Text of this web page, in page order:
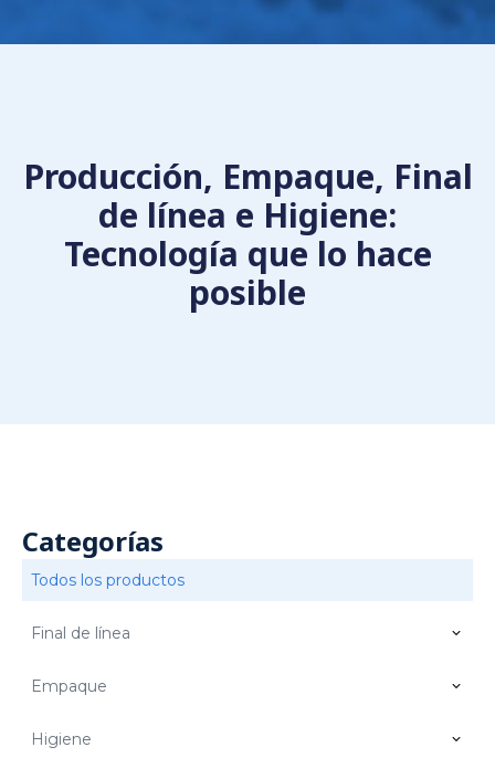
Producción, Empaque, Final
de línea e Higiene:
Tecnología que lo hace
posible
Categorías
Final de línea
Empaque
Higiene
Todos los productos